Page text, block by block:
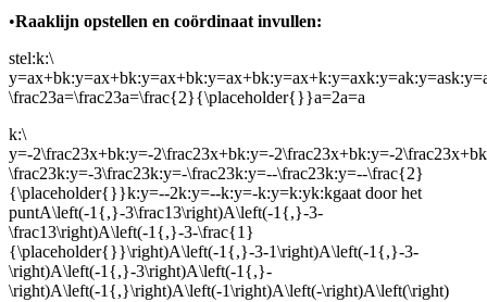
•Raaklijn opstellen en coördinaat invullen:
stel:k:\
\frac23a=\frac23a=\frac{2}{\placeholder{}}a=2a=a
k:\
y=-2\frac23x+bk:y=-2\frac23x+bk:y=-2\frac23x+bk:y=-
\frac23k:y=-3\frac23k:y=-\frac23k:y=--\frac23k:y=--\frac{2}
{\placeholder{}}k:y=--2k:y=--k:y=-k:y=k:yk:kgaat door het
puntA\left(-1{,}-3\frac13\right)A\left(-1{,}-3-
\frac13\right)A\left(-1{,}-3-\frac{1}
{\placeholder{}}\right)A\left(-1{,}-3-1\right)A\left(-1{,}-3-
\right)A\left(-1{,}-3\right)A\left(-1{,}-
\right)A\left(-1{,}\right)A\left(-1\right)A\left(-\right)A\left(\right)